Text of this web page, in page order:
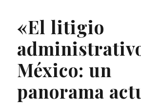
«El litigio
México: un
panorama